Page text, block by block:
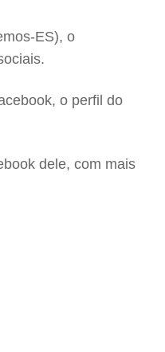
ES), o
o perfil do
dele, com mais